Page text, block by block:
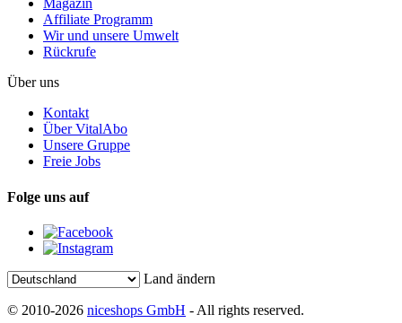
Magazin
Affiliate Programm
Wir und unsere Umwelt
Rückrufe
Über uns
Kontakt
Über VitalAbo
Unsere Gruppe
Freie Jobs
Folge uns auf
Land ändern
© 2010-2026 niceshops GmbH - All rights reserved.